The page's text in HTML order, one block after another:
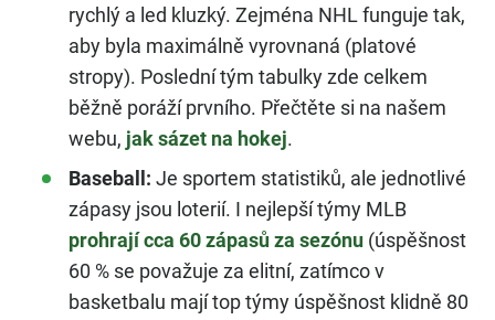
rychlý a led kluzký. Zejména NHL funguje tak,
aby byla maximálně vyrovnaná (platové
stropy). Poslední tým tabulky zde celkem
běžně poráží prvního. Přečtěte si na našem
webu, jak sázet na hokej.
Baseball: Je sportem statistiků, ale jednotlivé
zápasy jsou loterií. I nejlepší týmy MLB
prohrají cca 60 zápasů za sezónu (úspěšnost
60 % se považuje za elitní, zatímco v
basketbalu mají top týmy úspěšnost klidně 80